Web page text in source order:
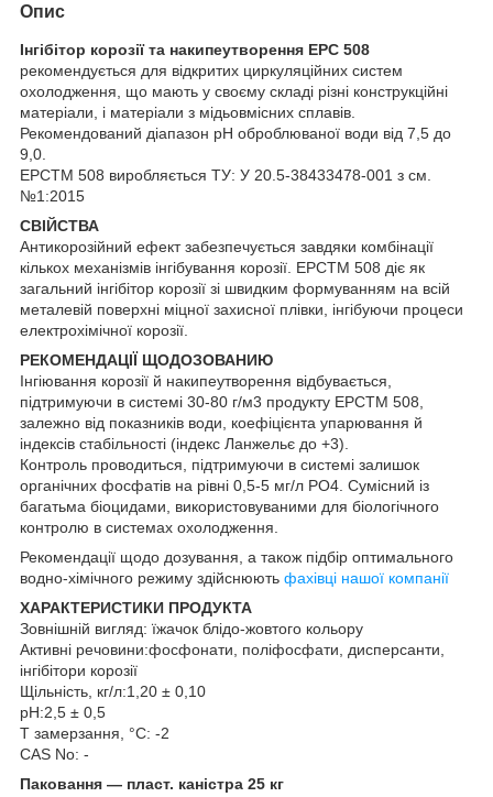
Опис
Інгібітор корозії та накипеутворення EPC 508
рекомендується для відкритих циркуляційних систем
охолодження, що мають у своєму складі різні конструкційні
матеріали, і матеріали з мідьовмісних сплавів.
Рекомендований діапазон pH оброблюваної води від 7,5 до
9,0.
ЕРСTM 508 виробляється ТУ: У 20.5-38433478-001 з см.
№1:2015
СВІЙСТВА
Антикорозійний ефект забезпечується завдяки комбінації
кількох механізмів інгібування корозії. ЕРСTM 508 діє як
загальний інгібітор корозії зі швидким формуванням на всій
металевій поверхні міцної захисної плівки, інгібуючи процеси
електрохімічної корозії.
РЕКОМЕНДАЦІЇ ЩОДОЗОВАНИЮ
Інгіювання корозії й накипеутворення відбувається,
підтримуючи в системі 30-80 г/м3 продукту ЕРСTM 508,
залежно від показників води, коефіцієнта упарювання й
індексів стабільності (індекс Ланжельє до +3).
Контроль проводиться, підтримуючи в системі залишок
органічних фосфатів на рівні 0,5-5 мг/л РО4. Сумісний із
багатьма біоцидами, використовуваними для біологічного
контролю в системах охолодження.
Рекомендації щодо дозування, а також підбір оптимального
водно-хімічного режиму здійснюють фахівці нашої компанії
ХАРАКТЕРИСТИКИ ПРОДУКТА
Зовнішній вигляд: їжачок блідо-жовтого кольору
Активні речовини:фосфонати, поліфосфати, дисперсанти,
інгібітори корозії
Щільність, кг/л:1,20 ± 0,10
pH:2,5 ± 0,5
T замерзання, °C: -2
CAS No: -
Паковання — пласт. каністра 25 кг